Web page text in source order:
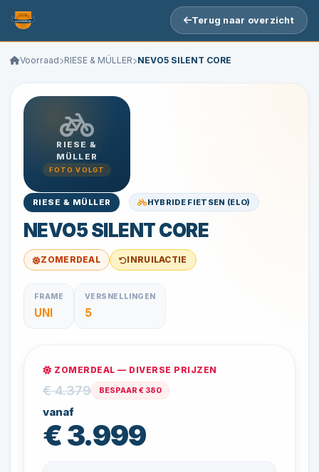
Terug naar overzicht
Voorraad RIESE & MÜLLER NEVO5 SILENT CORE
RIESE &
MÜLLER
FOTO VOLGT
RIESE & MÜLLER HYBRIDE FIETSEN (ELO)
NEVO5 SILENT CORE
ZOMERDEAL INRUILACTIE
FRAME
UNI
VERSNELLINGEN
5
ZOMERDEAL — DIVERSE PRIJZEN
€ 4.379 BESPAAR € 380
vanaf
€ 3.999